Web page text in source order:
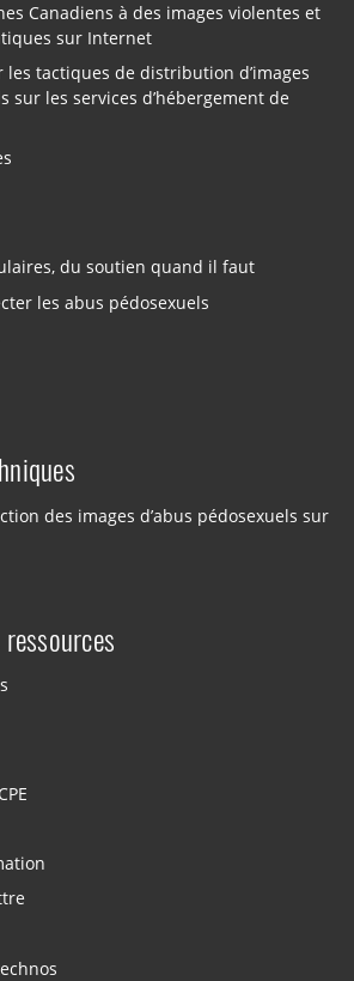
Canadiens à des images violentes et
sur Internet
les tactiques de distribution d’images
sur les services d’hébergement de
du soutien quand il faut
les abus pédosexuels
des images d’abus pédosexuels sur